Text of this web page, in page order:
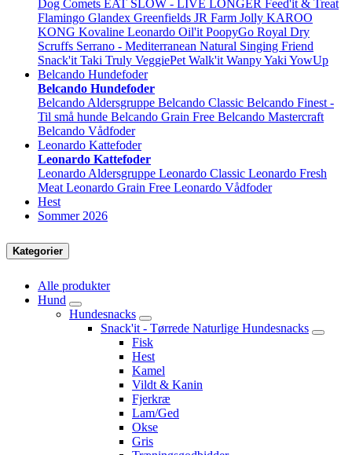
Dog Comets EAT SLOW - LIVE LONGER Feed'it & Treat
Flamingo Glandex Greenfields JR Farm Jolly KAROO
KONG Kovaline Leonardo Oil'it PoopyGo Royal Dry
Scruffs Serrano - Mediterranean Natural Singing Friend
Snack'it Taki Truly VeggiePet Walk'it WanpyYaki YowUp
Belcando Hundefoder
Belcando Hundefoder
Belcando Aldersgruppe Belcando Classic Belcando Finest -
Til små hunde Belcando Grain Free Belcando Mastercraft
Belcando Vådfoder
Leonardo Kattefoder
Leonardo Kattefoder
Leonardo Aldersgruppe Leonardo Classic Leonardo Fresh
Meat Leonardo Grain Free Leonardo Vådfoder
Hest
Sommer 2026
Kategorier
Alle produkter
Hund
Hundesnacks
Snack'it - Tørrede Naturlige Hundesnacks
Fisk
Hest
Kamel
Vildt & Kanin
Fjerkræ
Lam/Ged
Okse
Gris